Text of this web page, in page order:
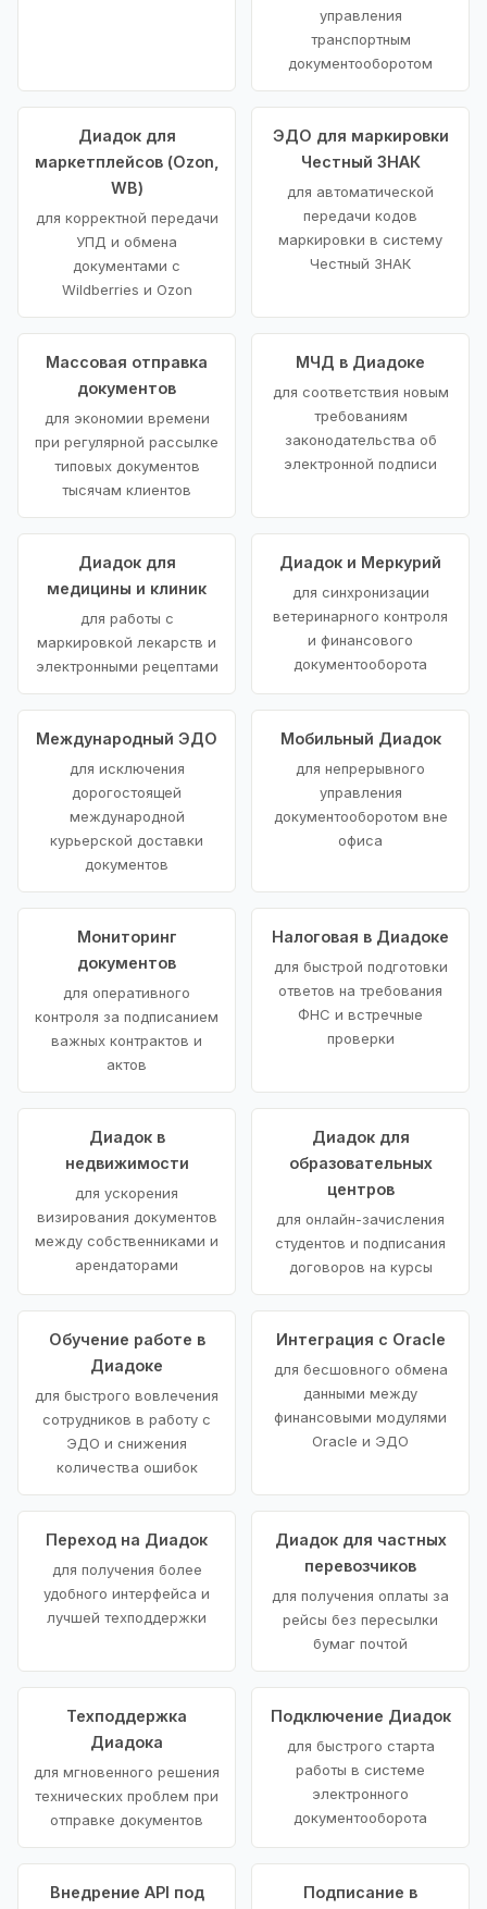
управления
транспортным
документооборотом
Диадок для
маркетплейсов (Ozon,
WB)
для корректной передачи
УПД и обмена
документами с
Wildberries и Ozon
ЭДО для маркировки
Честный ЗНАК
для автоматической
передачи кодов
маркировки в систему
Честный ЗНАК
Массовая отправка
документов
для экономии времени
при регулярной рассылке
типовых документов
тысячам клиентов
МЧД в Диадоке
для соответствия новым
требованиям
законодательства об
электронной подписи
Диадок для
медицины и клиник
для работы с
маркировкой лекарств и
электронными рецептами
Диадок и Меркурий
для синхронизации
ветеринарного контроля
и финансового
документооборота
Международный ЭДО
для исключения
дорогостоящей
международной
курьерской доставки
документов
Мобильный Диадок
для непрерывного
управления
документооборотом вне
офиса
Мониторинг
документов
для оперативного
контроля за подписанием
важных контрактов и
актов
Налоговая в Диадоке
для быстрой подготовки
ответов на требования
ФНС и встречные
проверки
Диадок в
недвижимости
для ускорения
визирования документов
между собственниками и
арендаторами
Диадок для
образовательных
центров
для онлайн-зачисления
студентов и подписания
договоров на курсы
Обучение работе в
Диадоке
для быстрого вовлечения
сотрудников в работу с
ЭДО и снижения
количества ошибок
Интеграция с Oracle
для бесшовного обмена
данными между
финансовыми модулями
Oracle и ЭДО
Переход на Диадок
для получения более
удобного интерфейса и
лучшей техподдержки
Диадок для частных
перевозчиков
для получения оплаты за
рейсы без пересылки
бумаг почтой
Техподдержка
Диадока
для мгновенного решения
технических проблем при
отправке документов
Подключение Диадок
для быстрого старта
работы в системе
электронного
документооборота
Внедрение API под
Подписание в